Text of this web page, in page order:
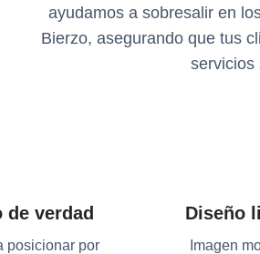
ayudamos a sobresalir en
Bierzo, asegurando que tus
servicios
de verdad
posicionar por
Diseño
Imagen